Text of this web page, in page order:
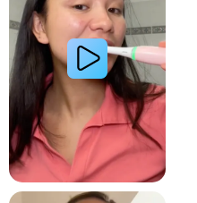
Lire la vidéo : La routine du matin d’une